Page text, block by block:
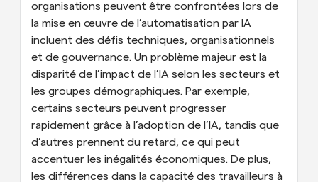
organisations peuvent être confrontées lors de
la mise en œuvre de l’automatisation par IA
incluent des défis techniques, organisationnels
et de gouvernance. Un problème majeur est la
disparité de l’impact de l’IA selon les secteurs et
les groupes démographiques. Par exemple,
certains secteurs peuvent progresser
rapidement grâce à l’adoption de l’IA, tandis que
d’autres prennent du retard, ce qui peut
accentuer les inégalités économiques. De plus,
les différences dans la capacité des travailleurs à